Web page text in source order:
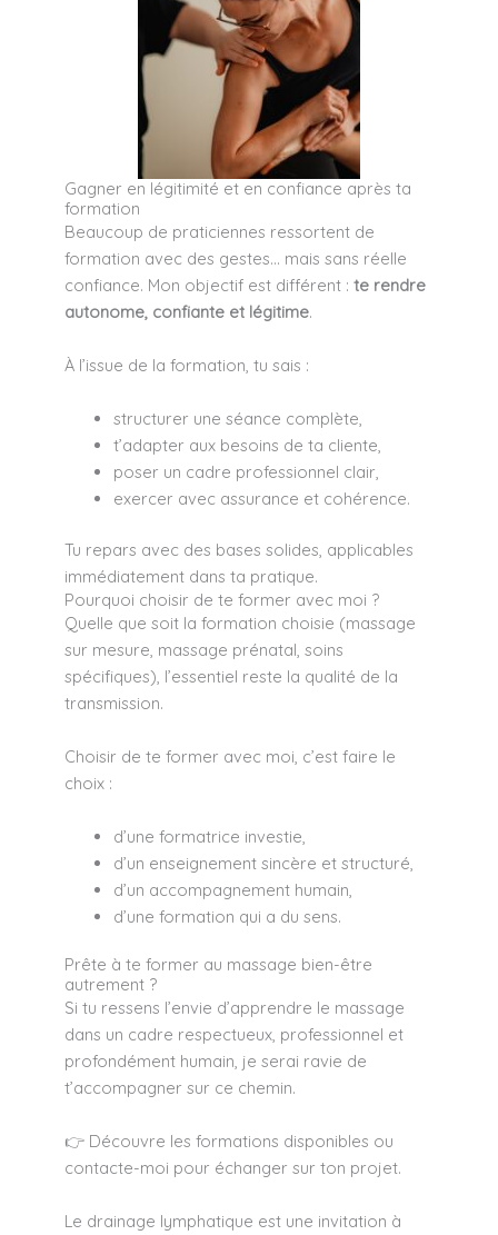
Gagner en légitimité et en confiance après ta
formation
Beaucoup de praticiennes ressortent de
formation avec des gestes… mais sans réelle
confiance. Mon objectif est différent : te rendre
autonome, confiante et légitime.
À l’issue de la formation, tu sais :
structurer une séance complète,
t’adapter aux besoins de ta cliente,
poser un cadre professionnel clair,
exercer avec assurance et cohérence.
Tu repars avec des bases solides, applicables
immédiatement dans ta pratique.
Pourquoi choisir de te former avec moi ?
Quelle que soit la formation choisie (massage
sur mesure, massage prénatal, soins
spécifiques), l’essentiel reste la qualité de la
transmission.
Choisir de te former avec moi, c’est faire le
choix :
d’une formatrice investie,
d’un enseignement sincère et structuré,
d’un accompagnement humain,
d’une formation qui a du sens.
Prête à te former au massage bien-être
autrement ?
Si tu ressens l’envie d’apprendre le massage
dans un cadre respectueux, professionnel et
profondément humain, je serai ravie de
t’accompagner sur ce chemin.
👉 Découvre les formations disponibles ou
contacte-moi pour échanger sur ton projet.
Le drainage lymphatique est une invitation à